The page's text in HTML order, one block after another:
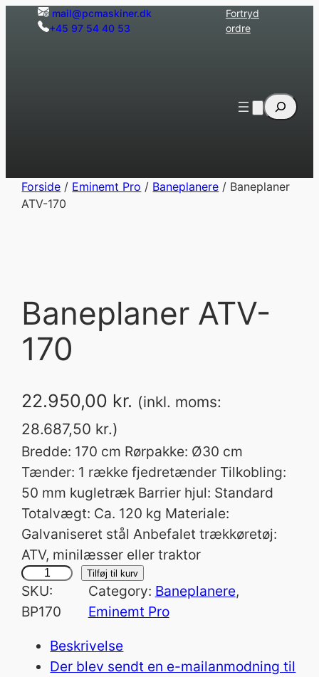
Spring mail@pcmaskiner.dk
+45 97 54 40 53
Fortryd
ordre
Søg
Forside / Eminemt Pro / Baneplanere / Baneplaner
ATV-170
Baneplaner ATV-
170
22.950,00 kr. (inkl. moms:
28.687,50 kr.)
Bredde: 170 cm Rørpakke: Ø30 cm
Tænder: 1 række fjedretænder Tilkobling:
50 mm kugletræk Barrier hjul: Standard
Totalvægt: Ca. 120 kg Materiale:
Galvaniseret stål Anbefalet trækkøretøj:
ATV, minilæsser eller traktor
B
a
n
Tilføj til kurv
SKU:
BP170
Category: Baneplanere
Eminemt Pro
Beskrivelse
Der blev sendt en e-mailanmodning til